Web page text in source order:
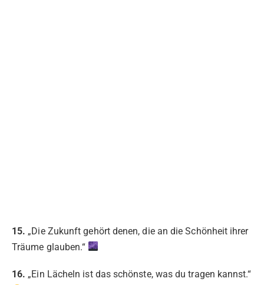
15. „Die Zukunft gehört denen, die an die Schönheit ihrer
Träume glauben.“
16. „Ein Lächeln ist das schönste, was du tragen kannst.“